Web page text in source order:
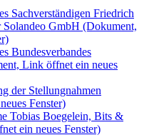
Sachverständigen Friedrich
Solandeo GmbH (Dokument,
Bundesverbandes
Link öffnet ein neues
der Stellungnahmen
Fenster)
Tobias Boegelein, Bits &
ein neues Fenster)